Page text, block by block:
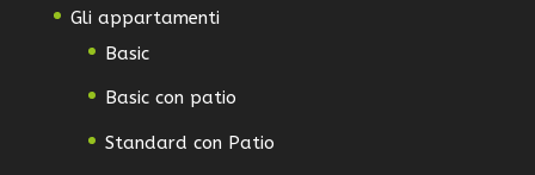
Gli appartamenti
Basic
Basic con patio
Standard con Patio